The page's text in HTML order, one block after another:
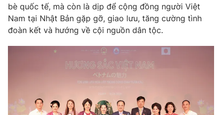
Tư vấn
Chuyên mục khác
Emagazine Podcast
Infographic
Video Shorts video
bè quốc tế, mà còn là dịp để cộng đồng người Việt
Nam tại Nhật Bản gặp gỡ, giao lưu, tăng cường tình
đoàn kết và hướng về cội nguồn dân tộc.